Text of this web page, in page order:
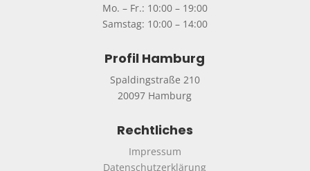
Mo. – Fr.: 10:00 – 19:00
Samstag: 10:00 – 14:00
Profil Hamburg
Spaldingstraße 210
20097 Hamburg
Rechtliches
Impressum
Datenschutzerklärung